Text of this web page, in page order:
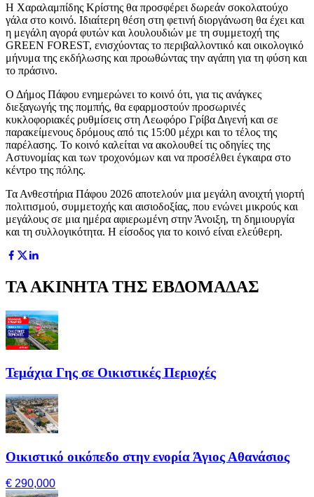
Η Χαραλαμπίδης Κρίστης θα προσφέρει δωρεάν σοκολατούχο
γάλα στο κοινό. Ιδιαίτερη θέση στη φετινή διοργάνωση θα έχει και
η μεγάλη αγορά φυτών και λουλουδιών με τη συμμετοχή της
GREEN FOREST, ενισχύοντας το περιβαλλοντικό και οικολογικό
μήνυμα της εκδήλωσης και προωθώντας την αγάπη για τη φύση και
το πράσινο.
Ο Δήμος Πάφου ενημερώνει το κοινό ότι, για τις ανάγκες
διεξαγωγής της πομπής, θα εφαρμοστούν προσωρινές
κυκλοφοριακές ρυθμίσεις στη Λεωφόρο Γρίβα Διγενή και σε
παρακείμενους δρόμους από τις 15:00 μέχρι και το τέλος της
παρέλασης. Το κοινό καλείται να ακολουθεί τις οδηγίες της
Αστυνομίας και των τροχονόμων και να προσέλθει έγκαιρα στο
κέντρο της πόλης.
Τα Ανθεστήρια Πάφου 2026 αποτελούν μια μεγάλη ανοιχτή γιορτή
πολιτισμού, συμμετοχής και αισιοδοξίας, που ενώνει μικρούς και
μεγάλους σε μια ημέρα αφιερωμένη στην Άνοιξη, τη δημιουργία
και τη συλλογικότητα. Η είσοδος για το κοινό είναι ελεύθερη.
ΤΑ ΑΚΙΝΗΤΑ ΤΗΣ ΕΒΔΟΜΑΔΑΣ
Τεμάχια Γης σε Οικιστικές Περιοχές
Οικιστικό οικόπεδο στην ενορία Άγιος Αθανάσιος
€ 290,000